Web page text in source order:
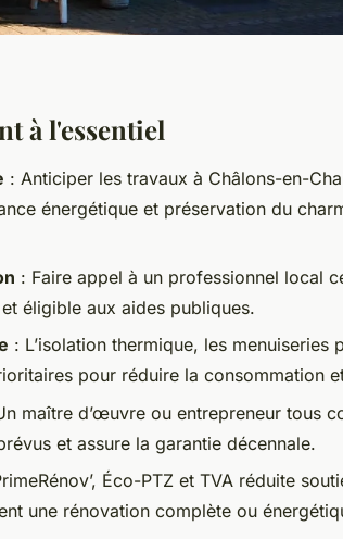
à l'essentiel
: Anticiper les travaux à Châlons-en-
énergétique et préservation du
: Faire appel à un professionnel local
éligible aux aides publiques.
: L’isolation thermique, les menuiseries
pour réduire la consommation
maître d’œuvre ou entrepreneur tous
et assure la garantie décennale.
Éco-PTZ et TVA réduite
une rénovation complète ou